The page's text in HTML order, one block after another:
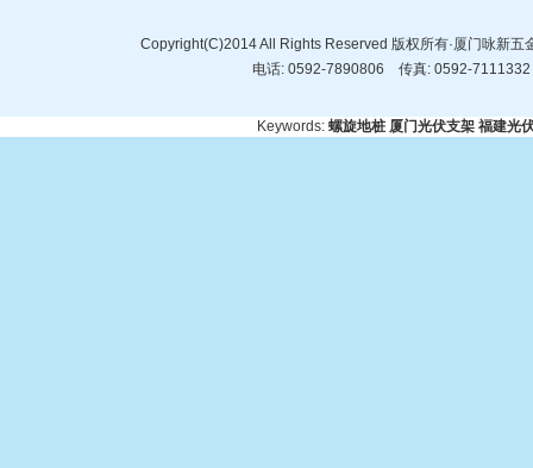
Copyright(C)2014 All Rights Reserved 版权所有·厦门咏新五
电话: 0592-7890806 传真: 0592-
Keywords: 螺旋地桩 厦门光伏支架 福建光